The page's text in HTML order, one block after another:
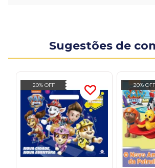
Sugestões de
20% OFF 20% OFF